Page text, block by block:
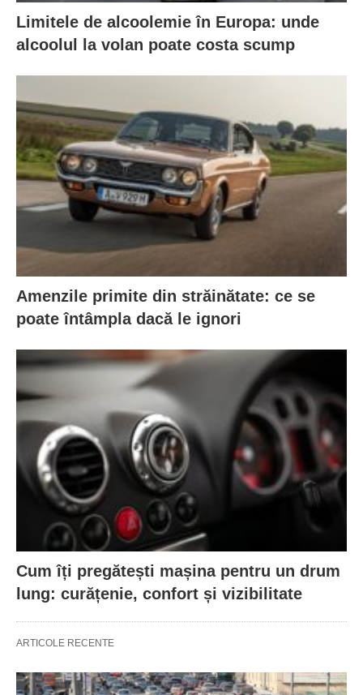
Limitele de alcoolemie în Europa: unde
alcoolul la volan poate costa scump
Amenzile primite din străinătate: ce se
poate întâmpla dacă le ignori
Cum îți pregătești mașina pentru un drum
lung: curățenie, confort și vizibilitate
ARTICOLE RECENTE